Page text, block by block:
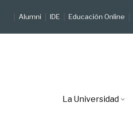
Alumni IDE Educación Online
La Universidad